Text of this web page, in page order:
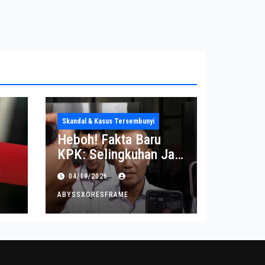
Skandal & Kasus Tersembunyi
Heboh! Fakta Baru
KPK: Selingkuhan Jadi
Tujuan Utama Uang
Korupsi
04/19/2026
ABYSSXORESFRAME